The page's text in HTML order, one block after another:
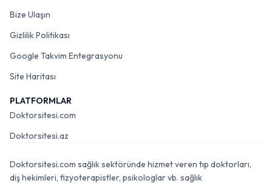
Bize Ulaşın
Gizlilik Politikası
Google Takvim Entegrasyonu
Site Haritası
PLATFORMLAR
Doktorsitesi.com
Doktorsitesi.az
Doktorsitesi.com sağlık sektöründe hizmet veren tıp doktorları,
diş hekimleri, fizyoterapistler, psikologlar vb. sağlık